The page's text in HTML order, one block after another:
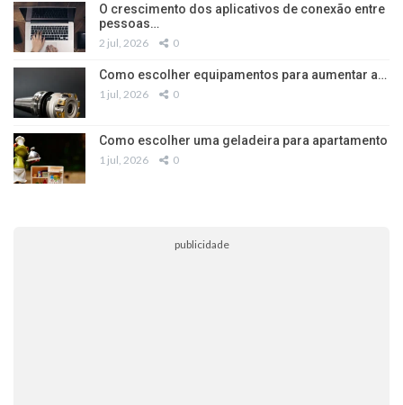
O crescimento dos aplicativos de conexão entre
pessoas…
2 jul, 2026 0
Como escolher equipamentos para aumentar a…
1 jul, 2026 0
Como escolher uma geladeira para apartamento
1 jul, 2026 0
publicidade